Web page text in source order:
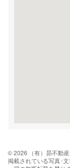
© 2026 （有）昴不動産
掲載されている写真･